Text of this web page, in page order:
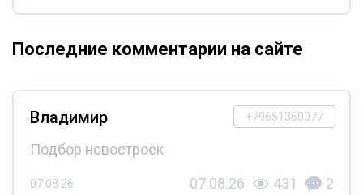
Последние комментарии на сайте
+79651360077
Владимир
Подбор новостроек
07.08.26 07.08.26 431 2